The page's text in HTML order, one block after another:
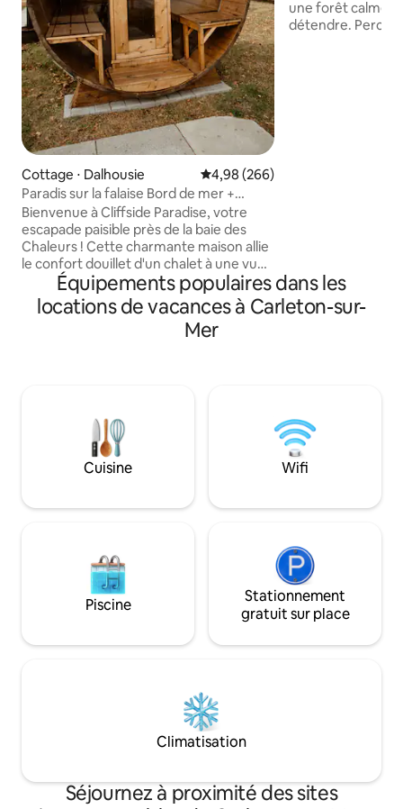
Cottage ⋅ Dalhousie Évaluation moyenne sur la
4,98 (266)
Paradis sur la falaise Bord de mer +
jacuzzi + sauna + barbecue
Bienvenue à Cliffside Paradise, votre
escapade paisible près de la baie des
Chaleurs ! Cette charmante maison allie
le confort douillet d'un chalet à une vue
panoramique imprenable, l'endroit idéal
pour se détendre, se relaxer et se
reconnecter. Sortez et imprégnez-vous
du paysage à couper le souffle toute
détendiez après une journée
d'aventure, chaque instant est spécial.
Parfait pour une escapade romantique
ou une retraite en famille.
une forêt calme,
détendre.
Équipements populaires dans les
locations de vacances à Carleton-sur-
Mer
Cuisine Wifi
Piscine
Stationnement
gratuit sur place
Climatisation
Séjournez à proximité des sites